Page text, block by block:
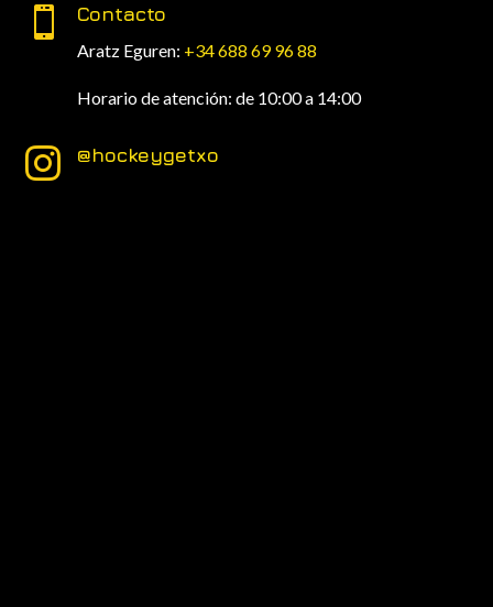
 Contacto
Aratz Eguren: +34 688 69 96 88
Horario de atención: de 10:00 a 14:00
 @hockeygetxo